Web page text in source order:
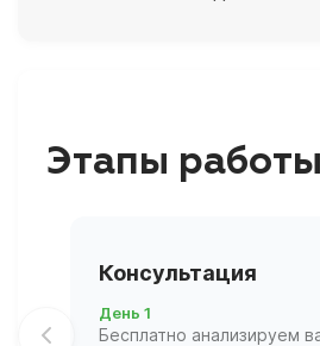
Этапы
Консультация
День 1
Бесплатно анализируем